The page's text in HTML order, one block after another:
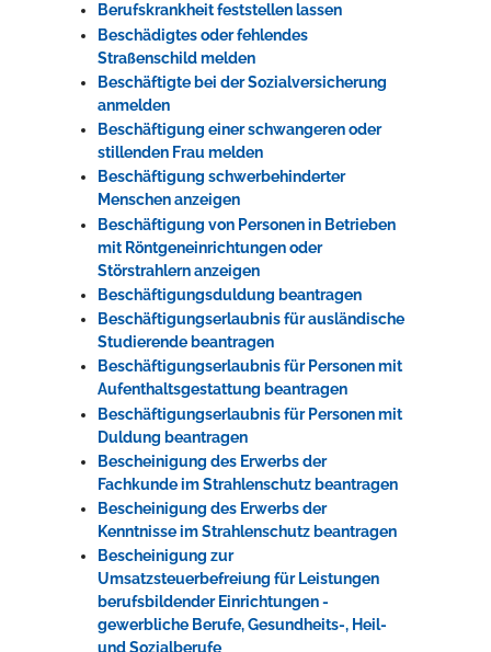
Berufskrankheit feststellen lassen
Beschädigtes oder fehlendes
Straßenschild melden
Beschäftigte bei der Sozialversicherung
anmelden
Beschäftigung einer schwangeren oder
stillenden Frau melden
Beschäftigung schwerbehinderter
Menschen anzeigen
Beschäftigung von Personen in Betrieben
mit Röntgeneinrichtungen oder
Störstrahlern anzeigen
Beschäftigungsduldung beantragen
Beschäftigungserlaubnis für ausländische
Studierende beantragen
Beschäftigungserlaubnis für Personen mit
Aufenthaltsgestattung beantragen
Beschäftigungserlaubnis für Personen mit
Duldung beantragen
Bescheinigung des Erwerbs der
Fachkunde im Strahlenschutz beantragen
Bescheinigung des Erwerbs der
Kenntnisse im Strahlenschutz beantragen
Bescheinigung zur
Umsatzsteuerbefreiung für Leistungen
berufsbildender Einrichtungen -
gewerbliche Berufe, Gesundheits-, Heil-
und Sozialberufe